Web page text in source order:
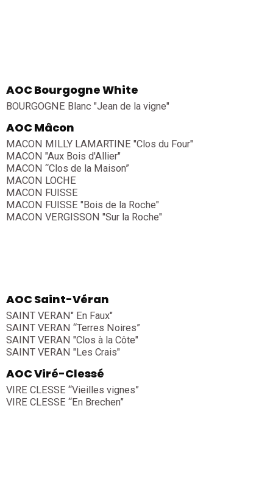
AOC Bourgogne White
BOURGOGNE Blanc "Jean de la vigne"
AOC Mâcon
MACON MILLY LAMARTINE "Clos du Four"
MACON "Aux Bois d'Allier"
MACON “Clos de la Maison”
MACON LOCHE
MACON FUISSE
MACON FUISSE "Bois de la Roche"
MACON VERGISSON "Sur la Roche"
AOC Saint-Véran
SAINT VERAN" En Faux"
SAINT VERAN “Terres Noires”
SAINT VERAN "Clos à la Côte"
SAINT VERAN "Les Crais"
AOC Viré-Clessé
VIRE CLESSE “Vieilles vignes”
VIRE CLESSE “En Brechen”